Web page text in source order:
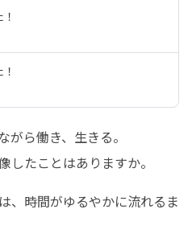
がら働き、生きる。
したことはありますか。
、時間がゆるやかに流れるま